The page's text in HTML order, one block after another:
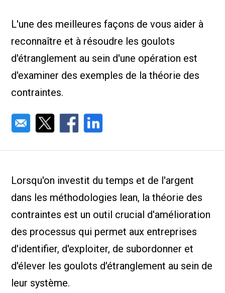
Études
L'une des meilleures façons de vous aider à
reconnaître et à résoudre les goulots
d'étranglement au sein d'une opération est
d'examiner des exemples de la théorie des
contraintes.
Lorsqu'on investit du temps et de l'argent
dans les méthodologies lean, la théorie des
contraintes est un outil crucial d'amélioration
des processus qui permet aux entreprises
d'identifier, d'exploiter, de subordonner et
d'élever les goulots d'étranglement au sein de
leur système.